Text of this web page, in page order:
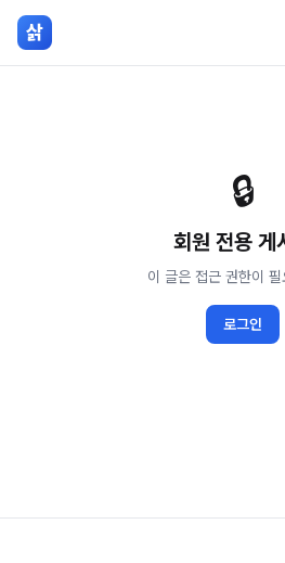
본문 바로가기
삵
🔒
회원 전용게
이 글은 접근 권한이 필
로그인